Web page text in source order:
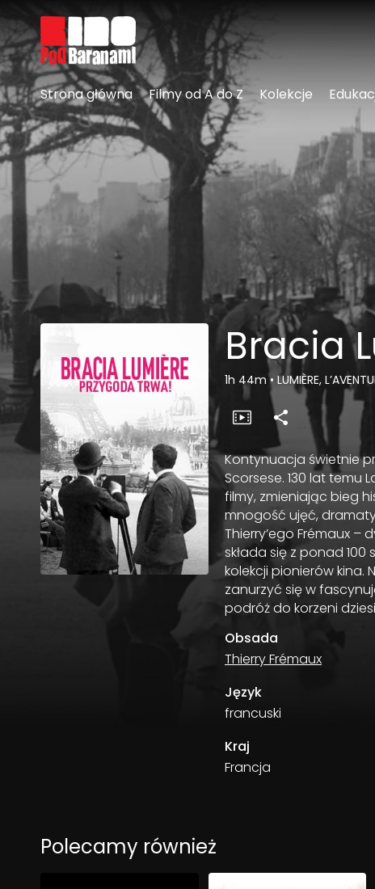
Linki ułatwień dostępu
Strona główna Filmy od A do Z Kolekcje
Bracia
1h 44m• LUMIÈRE,
Kontynuacja świetnie
Scorsese. 130 lat temu
filmy, zmieniając bieg
mnogość ujęć,
Thierry’ego Frémaux –
składa się z ponad
kolekcji pionierów
zanurzyć się w
podróż do korzeni
Obsada
Thierry Frémaux
Język
francuski
Kraj
Francja
Polecamy również